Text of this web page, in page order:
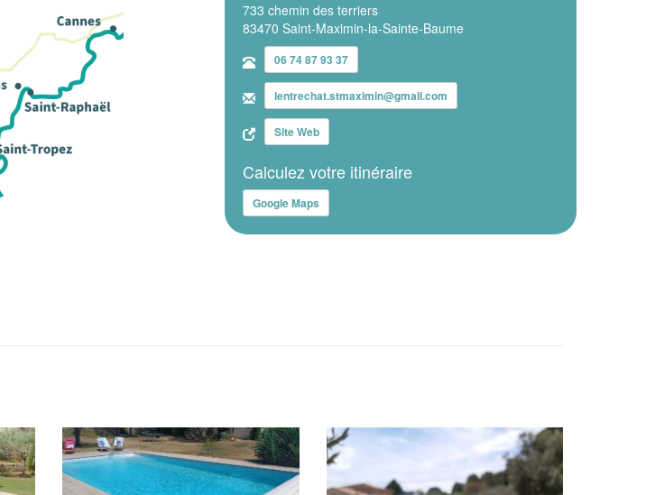
733 chemin des terriers
83470 Saint-Maximin-la-Sainte-Baume
06 74 87 93 37
lentrechat.stmaximin@gmail.com
Site Web
Calculez votre itinéraire
Google Maps